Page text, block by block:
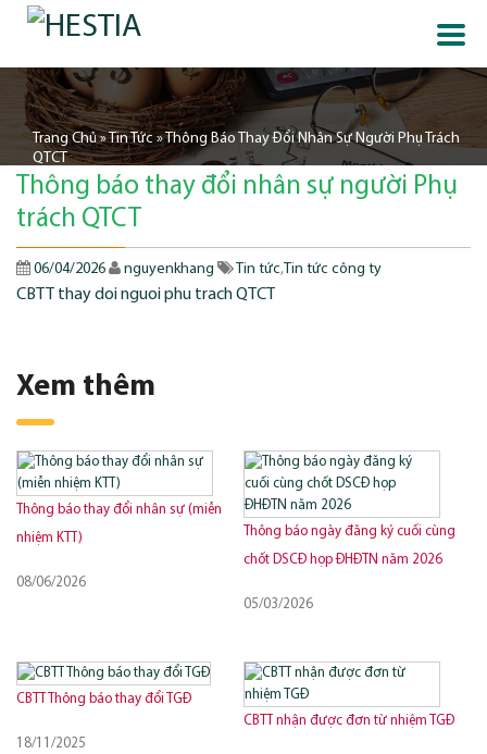
Trang Chủ»Tin Tức»Thông Báo Thay Đổi Nhân Sự Người Phụ Trách
QTCT
Thông báo thay đổi nhân sự người Phụ
trách QTCT
06/04/2026 nguyenkhang Tin tức,Tin tức công ty
CBTT thay doi nguoi phu trach QTCT
Xem thêm
Thông báo thay đổi nhân sự (miễn
nhiệm KTT)
08/06/2026
Thông báo ngày đăng ký cuối cùng
chốt DSCĐ họp ĐHĐTN năm 2026
05/03/2026
CBTT Thông báo thay đổi TGĐ
18/11/2025
CBTT nhận được đơn từ nhiệm TGĐ